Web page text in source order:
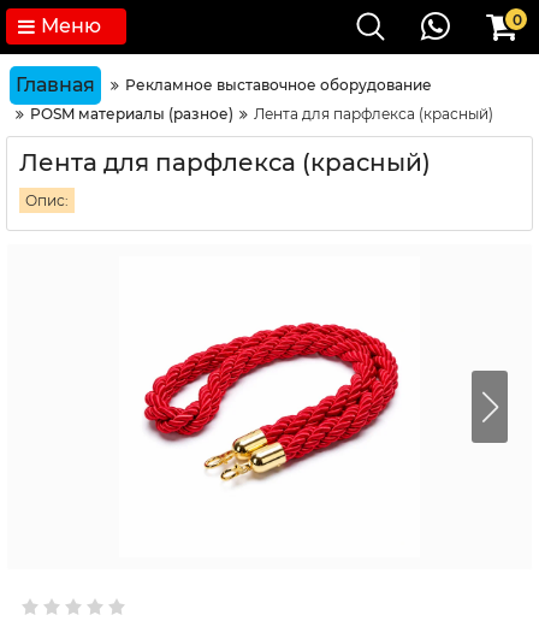
Меню 0
Главная
Рекламное выставочное оборудование
POSM материалы (разное)
Лента для парфлекса (красный)
Лента для парфлекса (красный)
Опис: